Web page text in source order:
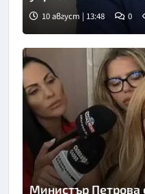
10 август | 13:48 0
Министър Петрова